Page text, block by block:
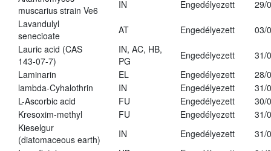
muscarius strain Ve6
IN Engedélyezett
29/
Lavandulyl
senecioate
AT Engedélyezett
03/
Lauric acid (CAS
143-07-7)
IN, AC, HB,
PG
Engedélyezett
31/
Laminarin
EL Engedélyezett
28/
lambda-Cyhalothrin
IN Engedélyezett
31/
L-Ascorbic acid
FU Engedélyezett
30/
Kresoxim-methyl
FU Engedélyezett
31/
Kieselgur
(diatomaceous earth)
IN Engedélyezett
31/